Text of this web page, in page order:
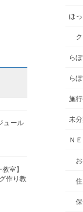
ュール
室】
作り教
ほ
ら
ら
施
未
Ｎ